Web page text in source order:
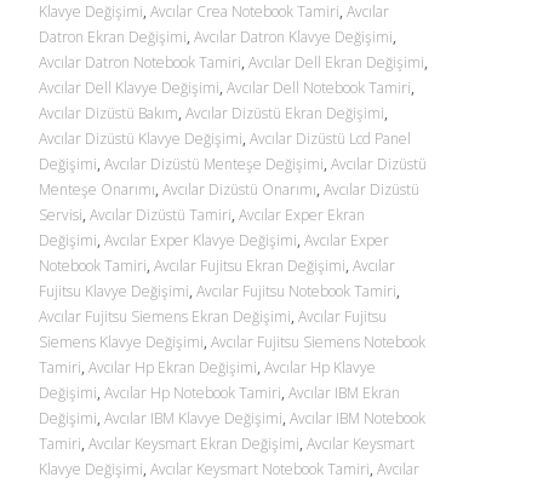
Klavye Değişimi, Avcılar Crea Notebook Tamiri, Avcılar
Datron Ekran Değişimi, Avcılar Datron Klavye Değişimi,
Avcılar Datron Notebook Tamiri, Avcılar Dell Ekran Değişimi,
Avcılar Dell Klavye Değişimi, Avcılar Dell Notebook Tamiri,
Avcılar Dizüstü Bakım, Avcılar Dizüstü Ekran Değişimi,
Avcılar Dizüstü Klavye Değişimi, Avcılar Dizüstü Lcd Panel
Değişimi, Avcılar Dizüstü Menteşe Değişimi, Avcılar Dizüstü
Menteşe Onarımı, Avcılar Dizüstü Onarımı, Avcılar Dizüstü
Servisi, Avcılar Dizüstü Tamiri, Avcılar Exper Ekran
Değişimi, Avcılar Exper Klavye Değişimi, Avcılar Exper
Notebook Tamiri, Avcılar Fujitsu Ekran Değişimi, Avcılar
Fujitsu Klavye Değişimi, Avcılar Fujitsu Notebook Tamiri,
Avcılar Fujitsu Siemens Ekran Değişimi, Avcılar Fujitsu
Siemens Klavye Değişimi, Avcılar Fujitsu Siemens Notebook
Tamiri, Avcılar Hp Ekran Değişimi, Avcılar Hp Klavye
Değişimi, Avcılar Hp Notebook Tamiri, Avcılar IBM Ekran
Değişimi, Avcılar IBM Klavye Değişimi, Avcılar IBM Notebook
Tamiri, Avcılar Keysmart Ekran Değişimi, Avcılar Keysmart
Klavye Değişimi, Avcılar Keysmart Notebook Tamiri, Avcılar